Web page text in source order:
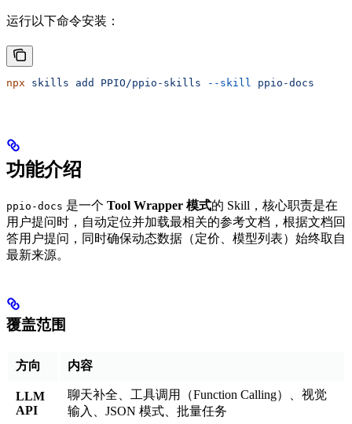
运行以下命令安装：
npx skills add PPIO/ppio-skills --skill ppio-docs
功能介绍
ppio-docs 是一个 Tool Wrapper 模式的 Skill，核心职责是在
用户提问时，自动定位并加载最相关的参考文档，根据文档回
答用户提问，同时确保动态数据（定价、模型列表）始终取自
最新来源。
覆盖范围
方向 内容
LLM
API
聊天补全、工具调用（Function Calling）、视觉
输入、JSON 模式、批量任务